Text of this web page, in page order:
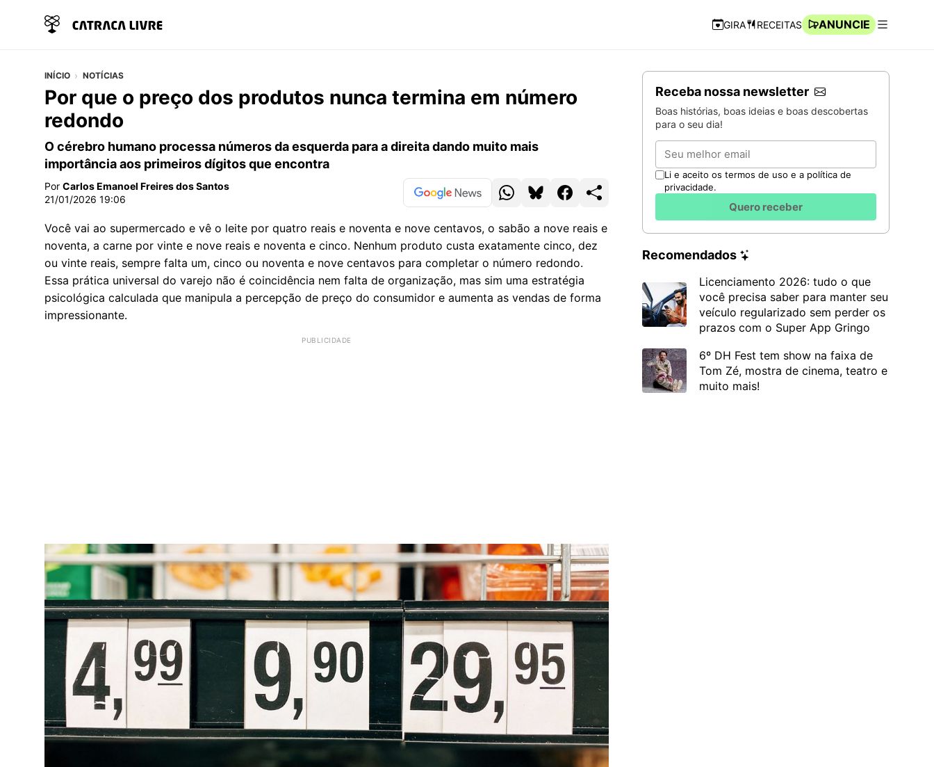
Navegação Rápida
GIRA RECEITAS
ANUNCIE
INÍCIO NOTÍCIAS
Por que o preço dos produtos nunca termina em número
redondo
O cérebro humano processa números da esquerda para a direita dando muito mais
importância aos primeiros dígitos que encontra
Por Carlos Emanoel Freires dos Santos
21/01/2026 19:06
Você vai ao supermercado e vê o leite por quatro reais e noventa e nove centavos, o sabão a nove reais e
noventa, a carne por vinte e nove reais e noventa e cinco. Nenhum produto custa exatamente cinco, dez
ou vinte reais, sempre falta um, cinco ou noventa e nove centavos para completar o número redondo.
Essa prática universal do varejo não é coincidência nem falta de organização, mas sim uma estratégia
psicológica calculada que manipula a percepção de preço do consumidor e aumenta as vendas de forma
impressionante.
Receba nossa newsletter
Boas histórias, boas ideias e boas descobertas
para o seu dia!
Email
Li e aceito os termos de uso e a política de
privacidade.
Quero receber
Recomendados
Licenciamento 2026: tudo o que
você precisa saber para manter seu
veículo regularizado sem perder os
prazos com o Super App Gringo
6º DH Fest tem show na faixa de
Tom Zé, mostra de cinema, teatro e
muito mais!